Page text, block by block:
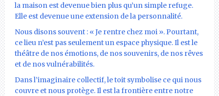
la maison est devenue bien plus qu’un simple refuge.
Elle est devenue une extension de la personnalité.
Nous disons souvent : « Je rentre chez moi ». Pourtant,
ce lieu n’est pas seulement un espace physique. Il est le
théâtre de nos émotions, de nos souvenirs, de nos rêves
et de nos vulnérabilités.
Dans l’imaginaire collectif, le toit symbolise ce qui nous
couvre et nous protège. Il est la frontière entre notre